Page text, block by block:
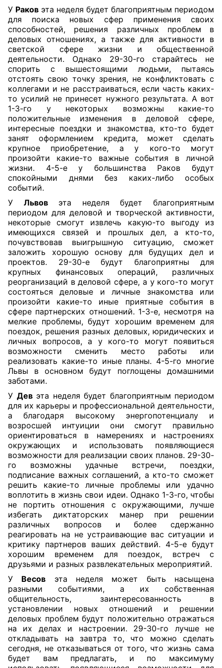
У Раков эта неделя будет благоприятным периодом
для поиска новых сфер применения своих
способностей, решения различных проблем в
деловых отношениях, а также для активности в
светской сфере жизни и общественной
деятельности. Однако 29-30-го старайтесь не
спорить с вышестоящими людьми, пытаясь
отстоять свою точку зрения, не конфликтовать с
коллегами и не расстраиваться, если часть каких-
то усилий не принесет нужного результата. А вот
1-3-го у некоторых возможны какие-то
положительные изменения в деловой сфере,
интересные поездки и знакомства, кто-то будет
занят оформлением кредита, может сделать
крупное приобретение, а у кого-то могут
произойти какие-то важные события в личной
жизни. 4-5-е у большинства Раков будут
спокойными днями без каких-либо особых
событий.
У Львовэта неделя будет благоприятным
периодом для деловой и творческой активности,
некоторые смогут извлечь какую-то выгоду из
имеющихся связей и прошлых дел, а кто-то,
почувствовав выигрышную ситуацию, сможет
заложить хорошую основу для будущих дел и
проектов. 29-30-е будут благоприятны для
крупных финансовых операций, различных
реорганизаций в деловой сфере, а у кого-то могут
состояться деловые и личные знакомства или
произойти какие-то иные приятные события в
сфере партнерских отношений. 1-3-е, несмотря на
мелкие проблемы, будут хорошим временем для
поездок, решения разных деловых, юридических и
личных вопросов, а у кого-то могут появиться
возможности сменить место работы или
реализовать какие-то иные планы. 4-5-го многие
Львы в основном будут поглощены домашними
заботами.
У Девэта неделя будет благоприятным периодом
для их карьеры и профессиональной деятельности,
а благодаря высокому энергопотенциалу и
возросшей интуиции они смогут правильно
ориентироваться в намерениях и настроениях
окружающих и использовать появляющиеся
возможности для реализации своих планов. 29-30-
го возможны удачные встречи, поездки,
подписание важных соглашений, а кто-то сможет
решить какие-то личные проблемы или удачно
воплотить в жизнь свои идеи. Однако 1-3-го, чтобы
не портить отношения с окружающими, лучше
избегать диктаторских манер при решении
различных вопросов и более сдержанно
реагировать на не устраивающие вас ситуации и
критику партнеров ваших действий. 4-5-е будут
хорошим временем для поездок, встреч с
друзьями и разных развлекательных мероприятий.
У Весов эта неделя может быть насыщена
разными событиями, а их собственная
общительность, заинтересованность в
установлении новых отношений и решении
деловых проблем будут положительно отражаться
на их делах и настроении. 29-30-го лучше не
откладывать на завтра то, что можно сделать
сегодня, не отказываться от того, что жизнь сама
будет вам предлагать, и по максимуму